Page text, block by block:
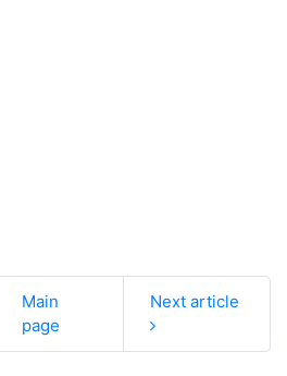
Main
page
Next article